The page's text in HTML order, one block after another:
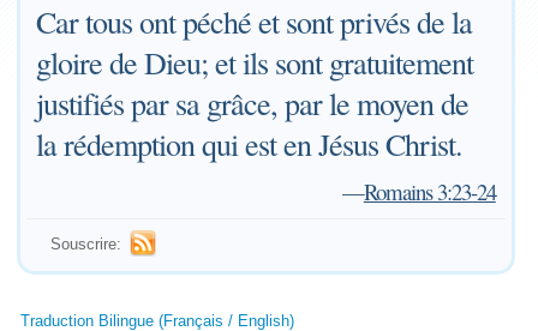
Car tous ont péché et sont privés de la
gloire de Dieu; et ils sont gratuitement
justifiés par sa grâce, par le moyen de
la rédemption qui est en Jésus Christ.
—Romains 3:23-24
Souscrire:
Traduction Bilingue (Français / English)